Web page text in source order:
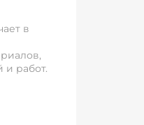
в
и работ.